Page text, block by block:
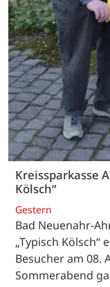
Kreissparkasse
Kölsch“
Gestern
Bad Neuenahr-
„Typisch
Besucher am 08.
Sommerabend